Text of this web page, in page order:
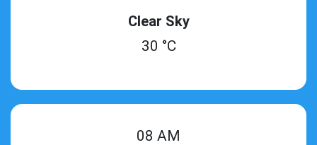
Clear Sky
30 °C
08 AM